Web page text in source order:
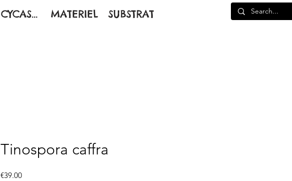
CYCAS... MATERIEL SUBSTRAT
Tinospora caffra
€39.00Price